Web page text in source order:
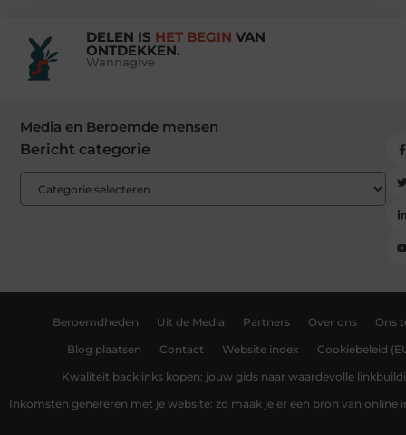
DELEN IS HET BEGIN VAN
ONTDEKKEN.
Wannagive
Media en Beroemde mensen
Bericht categorie
Beroemdheden Uit de Media Partners Over ons Ons
Blog plaatsen Contact Website index Cookiebeleid
Kwaliteit backlinks kopen: jouw gids naar waardevolle
Inkomsten genereren met je website: zo maak je er een bron van online